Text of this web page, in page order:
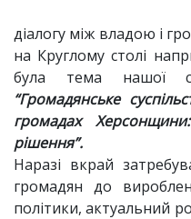
діалогу між владою і
на Круглому столі
була тема нашої
“Громадянське
громадах
рішення”.
Наразі вкрай
громадян до
політики, актуальний